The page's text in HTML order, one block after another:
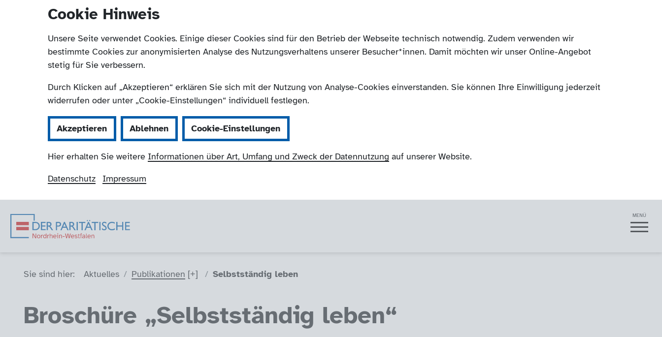
Cookie Hinweis
Unsere Seite verwendet Cookies. Einige dieser Cookies sind für den Betrieb der Webseite technisch notwendig. Zudem verwenden wir
bestimmte Cookies zur anonymisierten Analyse des Nutzungsverhaltens unserer Besucher*innen. Damit möchten wir unser Online-Angebot
stetig für Sie verbessern.
Durch Klicken auf „Akzeptieren“ erklären Sie sich mit der Nutzung von Analyse-Cookies einverstanden. Sie können Ihre Einwilligung jederzeit
widerrufen oder unter „Cookie-Einstellungen“ individuell festlegen.
Akzeptieren Ablehnen Cookie-Einstellungen
Hier erhalten Sie weitere Informationen über Art, Umfang und Zweck der Datennutzung auf unserer Website.
Datenschutz Impressum
Der Paritätische NRW
Navigation MENÜ
Sie sind hier: Aktuelles Publikationen Selbstständig leben
Broschüre „Selbstständig leben“